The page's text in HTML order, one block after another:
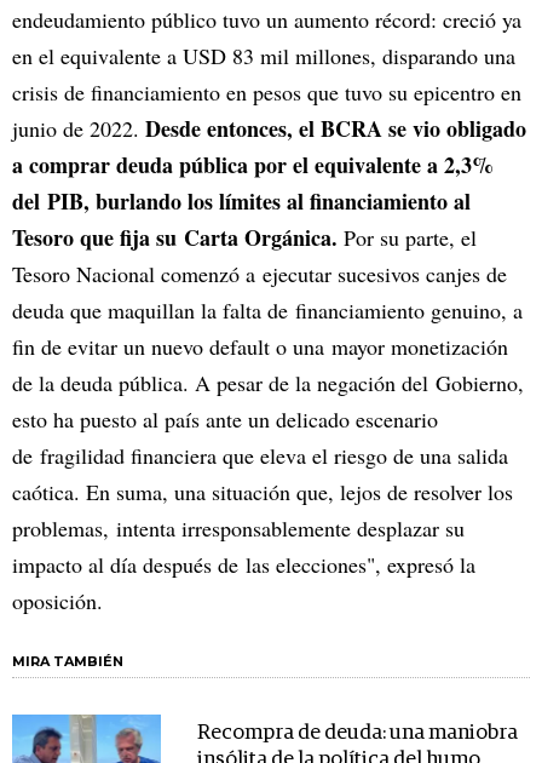
endeudamiento público tuvo un aumento récord: creció ya
en el equivalente a USD 83 mil millones, disparando una
crisis de financiamiento en pesos que tuvo su epicentro en
junio de 2022. Desde entonces, el BCRA se vio obligado
a comprar deuda pública por el equivalente a 2,3%
del PIB, burlando los límites al financiamiento al
Tesoro que fija su Carta Orgánica. Por su parte, el
Tesoro Nacional comenzó a ejecutar sucesivos canjes de
deuda que maquillan la falta de financiamiento genuino, a
fin de evitar un nuevo default o una mayor monetización
de la deuda pública. A pesar de la negación del Gobierno,
esto ha puesto al país ante un delicado escenario
de fragilidad financiera que eleva el riesgo de una salida
caótica. En suma, una situación que, lejos de resolver los
problemas, intenta irresponsablemente desplazar su
impacto al día después de las elecciones", expresó la
oposición.
MIRA TAMBIÉN
Recompra de deuda: una maniobra